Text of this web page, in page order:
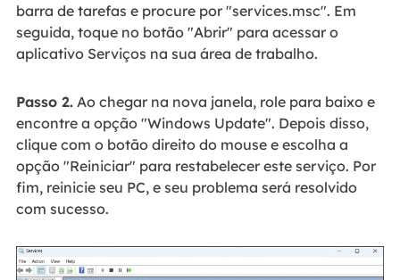
barra de tarefas e procure por "services.msc". Em
seguida, toque no botão "Abrir" para acessar o
aplicativo Serviços na sua área de trabalho.
Passo 2.Ao chegar na nova janela, role para baixo e
encontre a opção "Windows Update". Depois disso,
clique com o botão direito do mouse e escolha a
opção "Reiniciar" para restabelecer este serviço. Por
fim, reinicie seu PC, e seu problema será resolvido
com sucesso.